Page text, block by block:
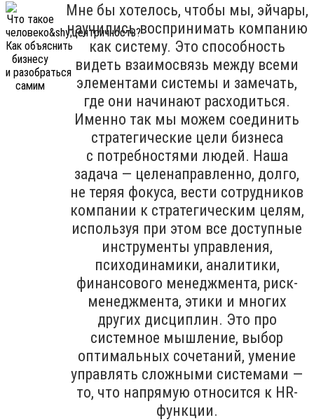
Мне бы хотелось, чтобы мы, эйчары,
научились воспринимать компанию
как систему. Это способность
видеть взаимосвязь между всеми
элементами системы и замечать,
где они начинают расходиться.
Именно так мы можем соединить
стратегические цели бизнеса
с потребностями людей. Наша
задача — целенаправленно, долго,
не теряя фокуса, вести сотрудников
компании к стратегическим целям,
используя при этом все доступные
инструменты управления,
психодинамики, аналитики,
финансового менеджмента, риск-
менеджмента, этики и многих
других дисциплин. Это про
системное мышление, выбор
оптимальных сочетаний, умение
управлять сложными системами —
то, что напрямую относится к HR-
функции.